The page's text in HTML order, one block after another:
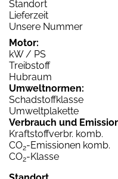
Standort
Lieferzeit
Unsere Nummer
Motor:
kW / PS
Treibstoff
Hubraum
Umweltnormen:
Schadstoffklasse
Umweltplakette
Verbrauch und
Kraftstoffverbr. komb.
CO2-Emissionen komb.
CO2-Klasse